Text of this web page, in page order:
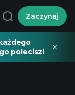
Zaczynaj
polecisz!